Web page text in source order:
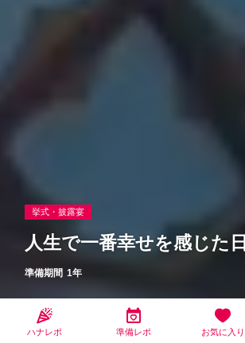
挙式・披露宴
人生で一番幸せを感じた日
準備期間 1年
ハナレポ 準備レポ お気に入り